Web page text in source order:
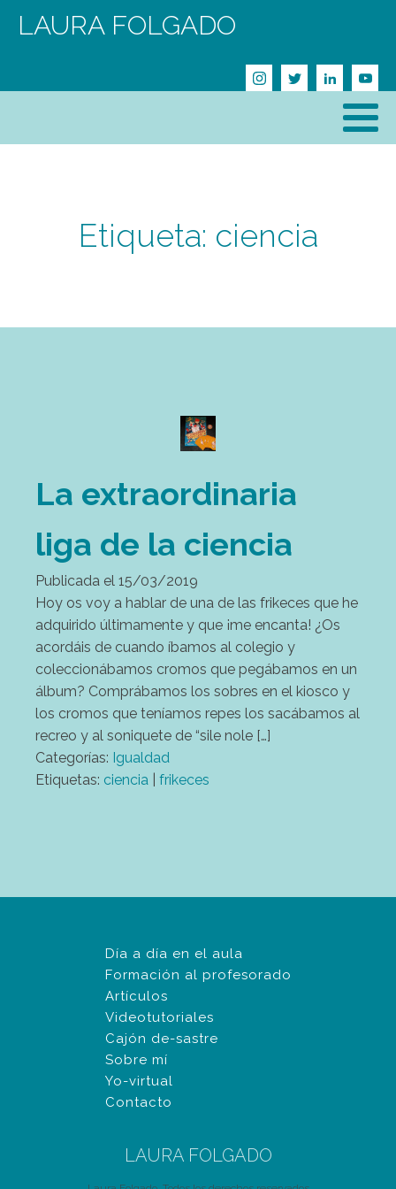
LAURA FOLGADO
Etiqueta: ciencia
La extraordinaria
liga de la ciencia
Publicada el 15/03/2019
Hoy os voy a hablar de una de las frikeces que he
adquirido últimamente y que ¡me encanta! ¿Os
acordáis de cuando íbamos al colegio y
coleccionábamos cromos que pegábamos en un
álbum? Comprábamos los sobres en el kiosco y
los cromos que teníamos repes los sacábamos al
recreo y al soniquete de “sile nole […]
Categorías: Igualdad
Etiquetas: ciencia frikeces
Día a día en el aula
Formación al profesorado
Artículos
Videotutoriales
Cajón de-sastre
Sobre mí
Yo-virtual
Contacto
LAURA FOLGADO